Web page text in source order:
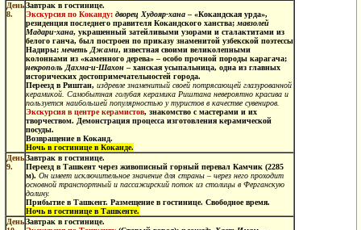
День
8.
Завтрак в гостинице.
Экскурсия по Коканду: дворец Худояр-хана – «Кокандская урда»,
резиденция последнего правителя Кокандского ханства; мавзолей
Мадари-хана, украшенный затейливыми узорами и сталактитами из
белого ганча, был построен по приказу знаменитой узбекской поэтессы
Надиры; мечеть Джами, известная своими великолепными
колоннами из «каменного дерева» – особо прочной породы карагача;
некрополь Дахма-и-Шахон – ханская усыпальница, одна из главных
исторических достопримечательностей города.
Переезд в Риштан, издревле знаменитый своей потрясающей глазурованной
керамикой. Самобытная голубая керамика Риштана невероятно красива и
пользуется наибольшей популярностью у туристов в качестве сувениров.
Экскурсия в центре керамистов, знакомство с мастерами и их
творчеством. Демонстрация процесса изготовления керамической
посуды.
Возвращение в Коканд.
Ночь в гостинице в Коканде.
День
9.
Завтрак в гостинице.
Переезд в Ташкент через живописный горный перевал Камчик (2285
м). Он имеет исключительное значение для страны – через него проходит
основной транспортный и пассажирский поток из столицы в Ферганскую
долину.
Прибытие в Ташкент. Размещение в гостинице. Свободное время.
Ночь в гостинице в Ташкенте.
ДеньЗавтрак в гостинице.